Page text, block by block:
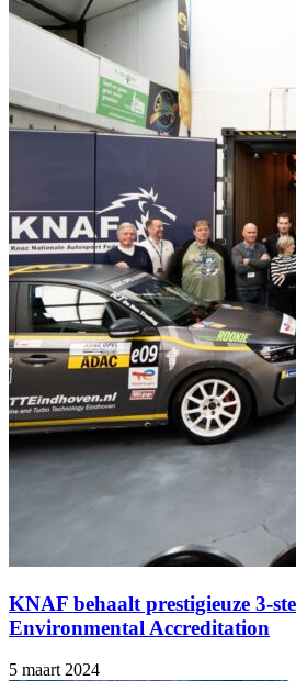
KNAF behaalt prestigieuze 3-
Environmental Accreditation
5 maart 2024